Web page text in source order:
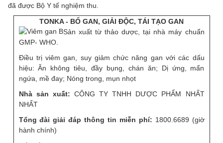
đã được Bộ Y tế nghiệm thu.
TONKA - BỔ GAN, GIẢI ĐỘC, TÁI TẠO GAN
Sản xuất từ thảo dược, tại nhà máy chuẩn
GMP- WHO.
Điều trị viêm gan, suy giảm chức năng gan với các dấu
hiệu: Ăn không tiêu, đầy bụng, chán ăn; Dị ứng, mẩn
ngứa, mề đay; Nóng trong, mụn nhọt
Nhà sản xuất: CÔNG TY TNHH DƯỢC PHẨM NHẤT
NHẤT
Tổng đài giải đáp thông tin miễn phí: 1800.6689 (giờ
hành chính)